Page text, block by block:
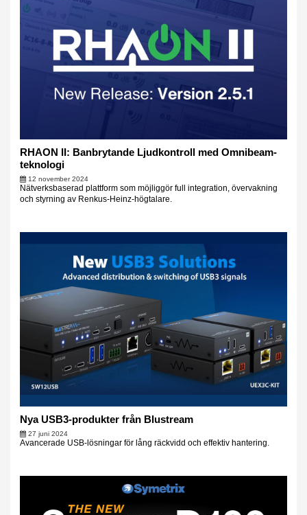
RHAON II: Banbrytande Ljudkontroll med Omnibeam-
teknologi
12 november 2024
Nätverksbaserad plattform som möjliggör full integration, övervakning
och styrning av Renkus-Heinz-högtalare.
Nya USB3-produkter från Blustream
27 juni 2024
Avancerade USB-lösningar för lång räckvidd och effektiv hantering.